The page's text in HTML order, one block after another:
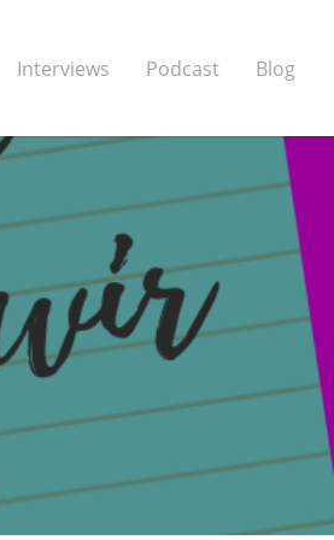
Interviews Podcast Blog